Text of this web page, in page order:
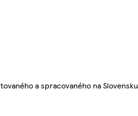
a spracovaného na Slovensku